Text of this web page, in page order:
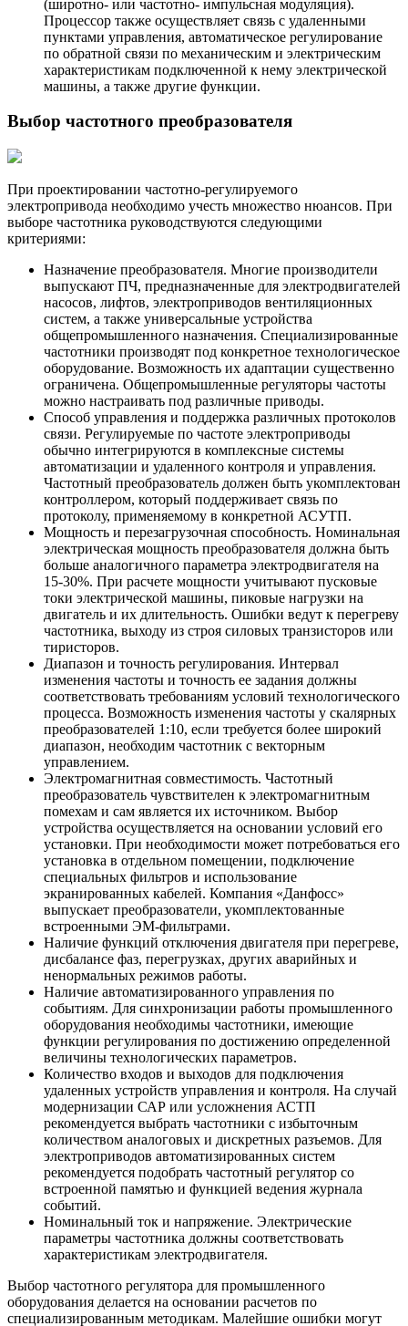
(широтно- или частотно- импульсная модуляция).
Процессор также осуществляет связь с удаленными
пунктами управления, автоматическое регулирование
по обратной связи по механическим и электрическим
характеристикам подключенной к нему электрической
машины, а также другие функции.
Выбор частотного преобразователя
При проектировании частотно-регулируемого
электропривода необходимо учесть множество нюансов. При
выборе частотника руководствуются следующими
критериями:
Назначение преобразователя. Многие производители
выпускают ПЧ, предназначенные для электродвигателей
насосов, лифтов, электроприводов вентиляционных
систем, а также универсальные устройства
общепромышленного назначения. Специализированные
частотники производят под конкретное технологическое
оборудование. Возможность их адаптации существенно
ограничена. Общепромышленные регуляторы частоты
можно настраивать под различные приводы.
Способ управления и поддержка различных протоколов
связи. Регулируемые по частоте электроприводы
обычно интегрируются в комплексные системы
автоматизации и удаленного контроля и управления.
Частотный преобразователь должен быть укомплектован
контроллером, который поддерживает связь по
протоколу, применяемому в конкретной АСУТП.
Мощность и перезагрузочная способность. Номинальная
электрическая мощность преобразователя должна быть
больше аналогичного параметра электродвигателя на
15-30%. При расчете мощности учитывают пусковые
токи электрической машины, пиковые нагрузки на
двигатель и их длительность. Ошибки ведут к перегреву
частотника, выходу из строя силовых транзисторов или
тиристоров.
Диапазон и точность регулирования. Интервал
изменения частоты и точность ее задания должны
соответствовать требованиям условий технологического
процесса. Возможность изменения частоты у скалярных
преобразователей 1:10, если требуется более широкий
диапазон, необходим частотник с векторным
управлением.
Электромагнитная совместимость. Частотный
преобразователь чувствителен к электромагнитным
помехам и сам является их источником. Выбор
устройства осуществляется на основании условий его
установки. При необходимости может потребоваться его
установка в отдельном помещении, подключение
специальных фильтров и использование
экранированных кабелей. Компания «Данфосс»
выпускает преобразователи, укомплектованные
встроенными ЭМ-фильтрами.
Наличие функций отключения двигателя при перегреве,
дисбалансе фаз, перегрузках, других аварийных и
ненормальных режимов работы.
Наличие автоматизированного управления по
событиям. Для синхронизации работы промышленного
оборудования необходимы частотники, имеющие
функции регулирования по достижению определенной
величины технологических параметров.
Количество входов и выходов для подключения
удаленных устройств управления и контроля. На случай
модернизации САР или усложнения АСТП
рекомендуется выбрать частотники с избыточным
количеством аналоговых и дискретных разъемов. Для
электроприводов автоматизированных систем
рекомендуется подобрать частотный регулятор со
встроенной памятью и функцией ведения журнала
событий.
Номинальный ток и напряжение. Электрические
параметры частотника должны соответствовать
характеристикам электродвигателя.
Выбор частотного регулятора для промышленного
оборудования делается на основании расчетов по
специализированным методикам. Малейшие ошибки могут